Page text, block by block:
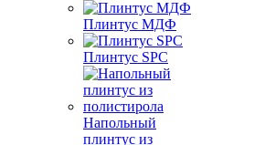
Плинтус МДФ
Плинтус SPC
Напольный
плинтус из